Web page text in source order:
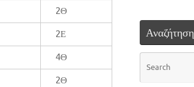
2Θ
2Ε
4Θ
2Θ
Αναζήτηση